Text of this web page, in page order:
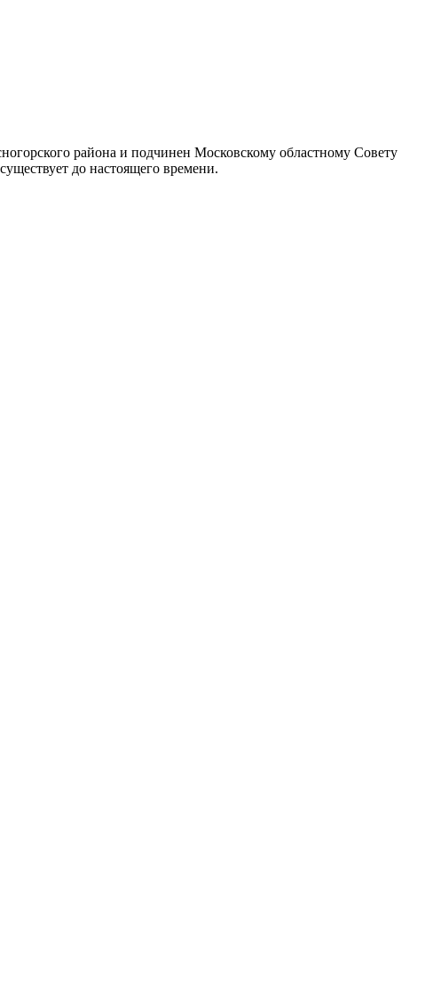
района и подчинен Московскому областному Совету
до настоящего времени.